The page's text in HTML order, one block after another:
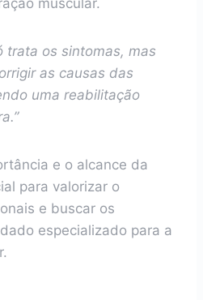
muscular.
trata os sintomas, mas
as causas das
uma reabilitação
e o alcance da
para valorizar o
e buscar os
especializado para a